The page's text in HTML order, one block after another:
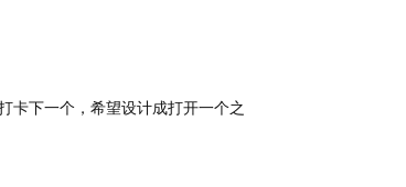
卡下一个，希望设计成打开一个之